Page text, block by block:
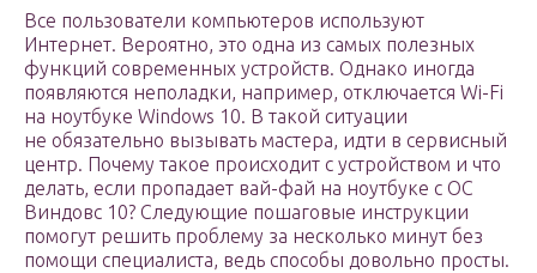
Все пользователи компьютеров используют
Интернет. Вероятно, это одна из самых полезных
функций современных устройств. Однако иногда
появляются неполадки, например, отключается Wi-Fi
на ноутбуке Windows 10. В такой ситуации
не обязательно вызывать мастера, идти в сервисный
центр. Почему такое происходит с устройством и что
делать, если пропадает вай-фай на ноутбуке с ОС
Виндовс 10? Следующие пошаговые инструкции
помогут решить проблему за несколько минут без
помощи специалиста, ведь способы довольно просты.